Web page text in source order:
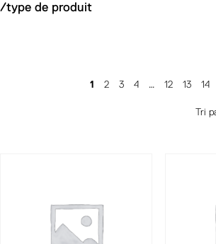
/type de produit
1 2 3 4 … 12 13 14